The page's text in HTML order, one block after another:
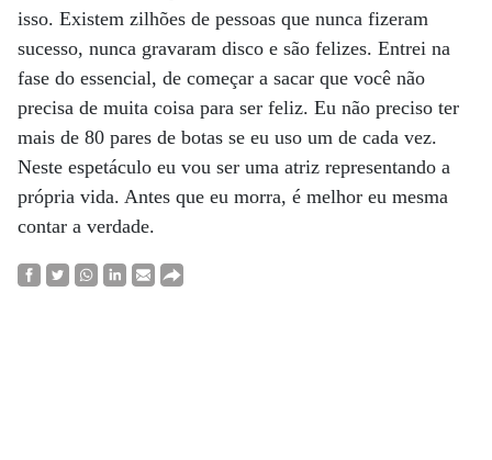
isso. Existem zilhões de pessoas que nunca fizeram
sucesso, nunca gravaram disco e são felizes. Entrei na
fase do essencial, de começar a sacar que você não
precisa de muita coisa para ser feliz. Eu não preciso ter
mais de 80 pares de botas se eu uso um de cada vez.
Neste espetáculo eu vou ser uma atriz representando a
própria vida. Antes que eu morra, é melhor eu mesma
contar a verdade.